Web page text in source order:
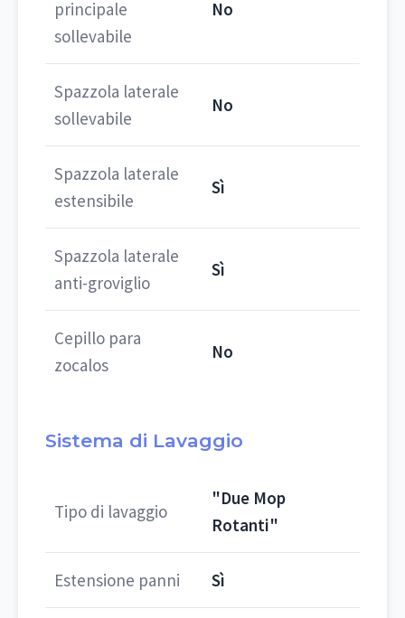
principale
sollevabile
No
Spazzola laterale
sollevabile
No
Spazzola laterale
estensibile
Sì
Spazzola laterale
anti-groviglio
Sì
Cepillo para
zocalos
No
Sistema di Lavaggio
Tipo di lavaggio
"Due Mop
Rotanti"
Estensione panni Sì